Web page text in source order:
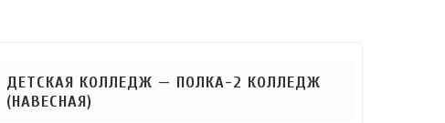
ДЕТСКАЯ КОЛЛЕДЖ — ПОЛКА-2 КОЛЛЕДЖ
(НАВЕСНАЯ)